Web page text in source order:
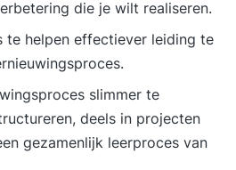
kunnen met issues
bent of zou kunnen
van deze aanpak is ook
en het onderlinge
Locaties Wij verzorgen
door heel Nederland en
van onze centraal in
die je wilt realiseren.
te helpen effectiever leiding te
slimmer te
deels in projecten
gezamenlijk leerproces van